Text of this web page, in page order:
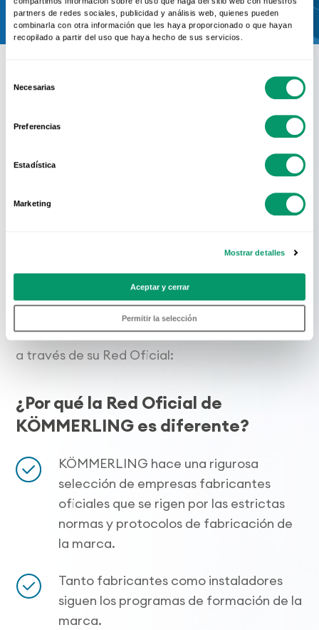
partners de redes sociales, publicidad y análisis web, quienes pueden
combinarla con otra información que les haya proporcionado o que hayan
recopilado a partir del uso que haya hecho de sus servicios.
Necesarias
Preferencias
Estadística
Marketing
Mostrar detalles
Aceptar y cerrar
Permitir la selección
Conoce La Red
Oficial
KÖMMERLING
sistema de perfiles no sirve de nada si no
se acompaña de una cuidada
fabricación e instalación de la ventana.
Por eso KÖMMERLING solo recomienda
contratar la instalación de sus ventanas
a través de su Red Oficial:
¿Por qué la Red Oficial de
KÖMMERLING es diferente?
KÖMMERLING hace una rigurosa
selección de empresas fabricantes
oficiales que se rigen por las estrictas
normas y protocolos de fabricación de
la marca.
Tanto fabricantes como instaladores
siguen los programas de formación de la
marca.